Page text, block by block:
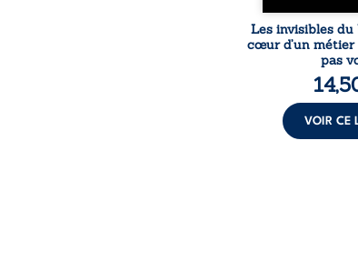
Les invisibles du
cœur d’un métier
pas
VOIR CE